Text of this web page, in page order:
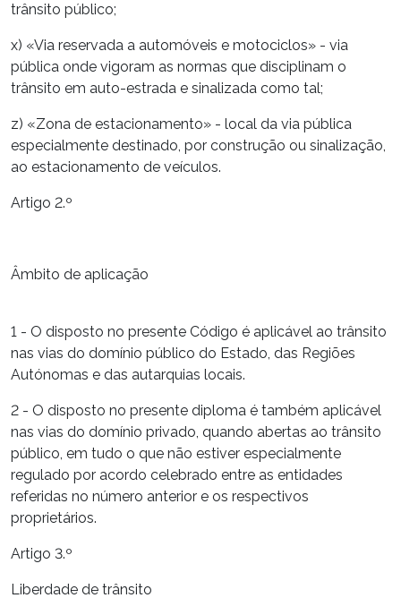
trânsito público;
x) «Via reservada a automóveis e motociclos» - via
pública onde vigoram as normas que disciplinam o
trânsito em auto-estrada e sinalizada como tal;
z) «Zona de estacionamento» - local da via pública
especialmente destinado, por construção ou sinalização,
ao estacionamento de veículos.
Artigo 2.º
Âmbito de aplicação
1 - O disposto no presente Código é aplicável ao trânsito
nas vias do domínio público do Estado, das Regiões
Autónomas e das autarquias locais.
2 - O disposto no presente diploma é também aplicável
nas vias do domínio privado, quando abertas ao trânsito
público, em tudo o que não estiver especialmente
regulado por acordo celebrado entre as entidades
referidas no número anterior e os respectivos
proprietários.
Artigo 3.º
Liberdade de trânsito